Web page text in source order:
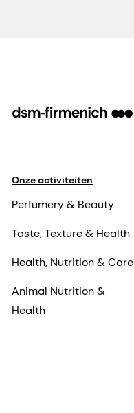
Onze activiteiten
Perfumery & Beauty
Taste, Texture & Health
Health, Nutrition & Care
Animal Nutrition &
Health